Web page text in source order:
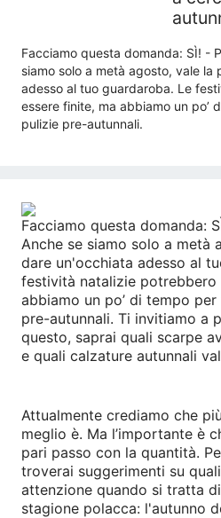
Facciamo questa domanda: SÌ! -
siamo solo a metà agosto, vale la
adesso al tuo guardaroba. Le
essere finite, ma abbiamo un po’
pulizie pre-autunnali.
Facciamo questa domanda:
Anche se siamo solo a metà
dare un'occhiata adesso al
festività natalizie potrebbero
abbiamo un po’ di tempo
pre-autunnali. Ti invitiamo a
questo, saprai quali scarpe
e quali calzature autunnali
Attualmente crediamo che
meglio è. Ma l’importante è
pari passo con la quantità.
troverai suggerimenti su
attenzione quando si tratta
stagione polacca: l'autunno